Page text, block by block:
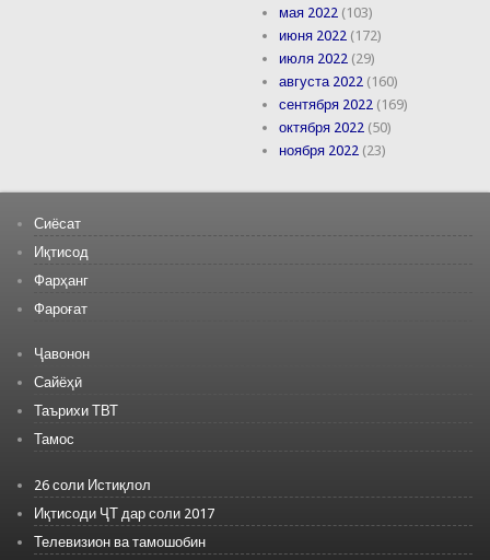
мая 2022 (103)
июня 2022 (172)
июля 2022 (29)
августа 2022 (160)
сентября 2022 (169)
октября 2022 (50)
ноября 2022 (23)
Сиёсат
Иқтисод
Фарҳанг
Фароғат
Ҷавонон
Сайёҳӣ
Таърихи ТВТ
Тамос
26 соли Истиқлол
Иқтисоди ҶТ дар соли 2017
Телевизион ва тамошобин